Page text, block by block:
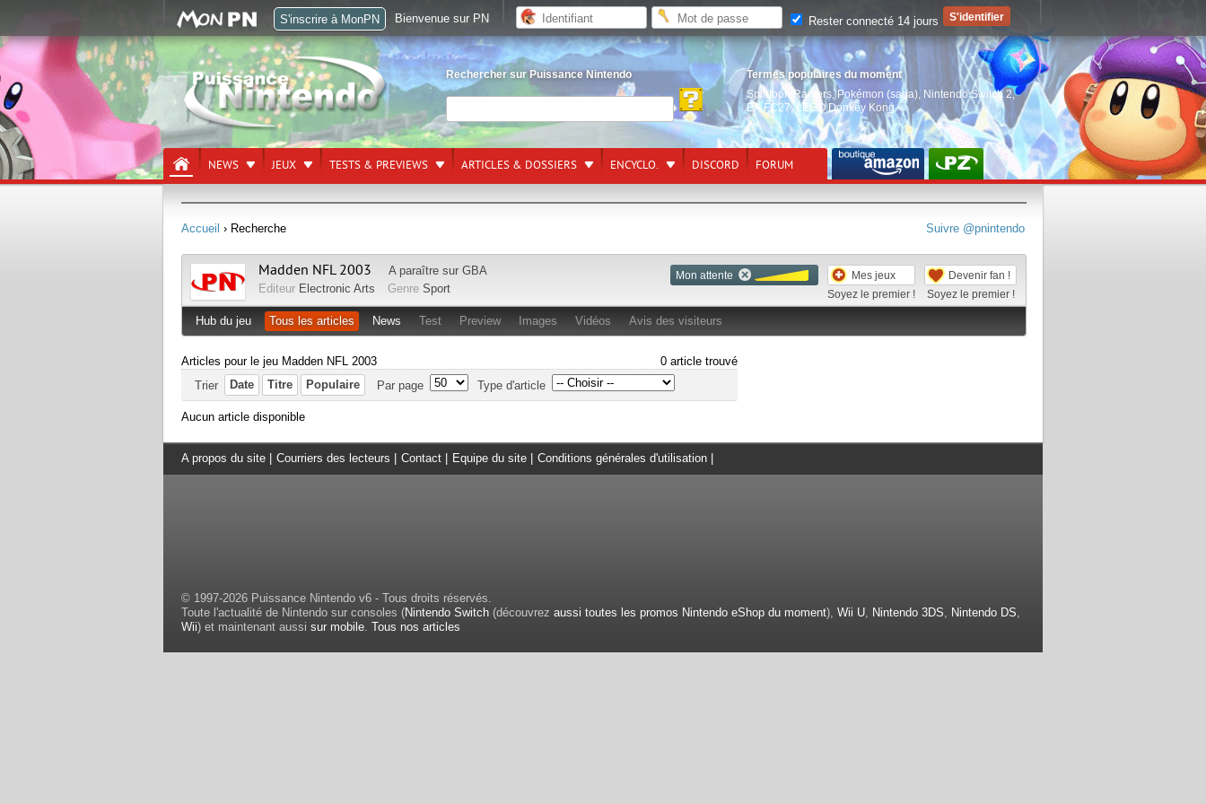
Rechercher sur Puissance Nintendo
Termes populaires du moment
Splatoon Raiders, Pokémon (saga) Nintendo Switch 2,
EA FC27,LEGO Donkey Kong
NEWS JEUX TESTS & PREVIEWS ARTICLES & DOSSIERS ENCYCLO. DISCORD FORUM
Suivre @pnintendo
Accueil › Recherche
Mon attente
Mes jeux
Soyez le premier !
Devenir fan !
Soyez le premier !
Madden NFL 2003 A paraître sur GBA
Editeur Electronic Arts Genre Sport
Hub du jeu Tous les articles News Test Preview Images Vidéos Avis des visiteurs
Articles pour le jeu Madden NFL 2003
0 article trouvé
Trier
Date Titre Populaire Par page Type d'article
Aucun article disponible
A propos du site Courriers des lecteurs Contact Equipe du site Conditions générales d'utilisation
© 1997-2026 Puissance Nintendo v6 - Tous droits réservés.
Toute l'actualité de Nintendo sur consoles (Nintendo Switch (découvrez aussi toutes les promos Nintendo eShop du moment), Wii U, Nintendo 3DS, Nintendo DS,
Wii) et maintenant aussi sur mobile. Tous nos articles
S'inscrire à MonPN Bienvenue sur PN Rester connecté 14 jours